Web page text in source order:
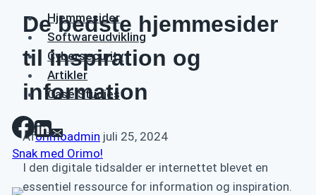
Hjemmesider
Softwareudvikling
Cybersecurity
Artikler
Case Studies
Snak med Orimo!
De bedste hjemmesider
til inspiration og
information
Aforimoadmin juli 25, 2024
I den digitale tidsalder er internettet blevet en
essentiel ressource for information og inspiration.